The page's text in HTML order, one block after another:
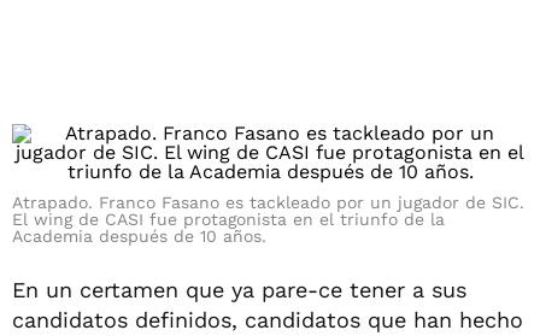
Atrapado. Franco Fasano es tackleado por un jugador de SIC.
El wing de CASI fue protagonista en el triunfo de la
Academia después de 10 años.
En un certamen que ya pare-ce tener a sus
candidatos definidos, candidatos que han hecho